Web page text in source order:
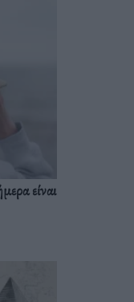
είναι